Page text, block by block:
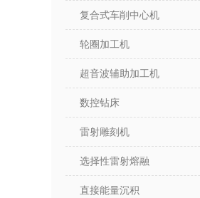
复合式车削中心机
轮圈加工机
超音波辅助加工机
数控钻床
雷射雕刻机
选择性雷射熔融
直接能量沉积